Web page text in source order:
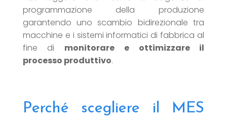
programmazione della produzione
garantendo uno scambio bidirezionale tra
macchine e i sistemi informatici di fabbrica al
fine di monitorare e ottimizzare il
processo produttivo.
Perché scegliere il MES